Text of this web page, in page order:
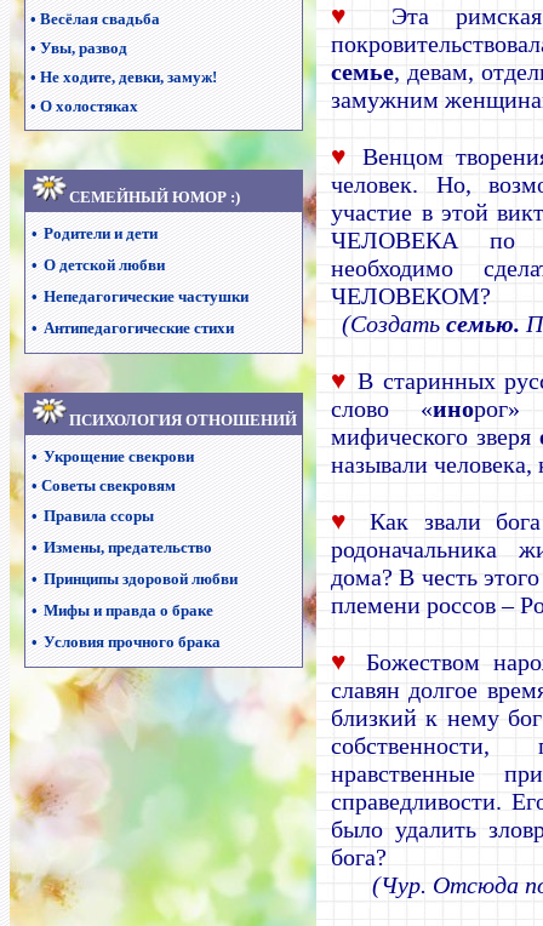
• Весёлая свадьба
• Увы, развод
• Не ходите, девки, замуж!
• О холостяках
СЕМЕЙНЫЙ ЮМОР :)
• Родители и дети
• О детской любви
• Непедагогические частушки
• Антипедагогические стихи
ПСИХОЛОГИЯ ОТНОШЕНИЙ
• Укрощение свекрови
• Советы свекровям
• Правила ссоры
• Измены, предательство
• Принципы здоровой любви
• Мифы и правда о браке
• Условия прочного брака
♥
Эта
семье, девам,
замужним
♥
Венцом
человек. Но,
участие в этой
ЧЕЛОВЕКА по
необходимо
ЧЕЛОВЕКОМ?
(Создать семью.
♥ В старинных
слово «инорог»
мифического зверя
называли
♥
Как звали
родоначальника
дома? В честь
племени россов –
♥
Божеством
славян долгое
близкий к нему бог
собственности,
нравственные
справедливости.
было удалить
бога?
(Чур. Отсюда